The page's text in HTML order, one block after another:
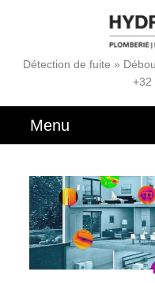
Détection de fuite »
+32
Menu